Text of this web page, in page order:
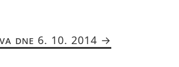
DNE 6. 10. 2014